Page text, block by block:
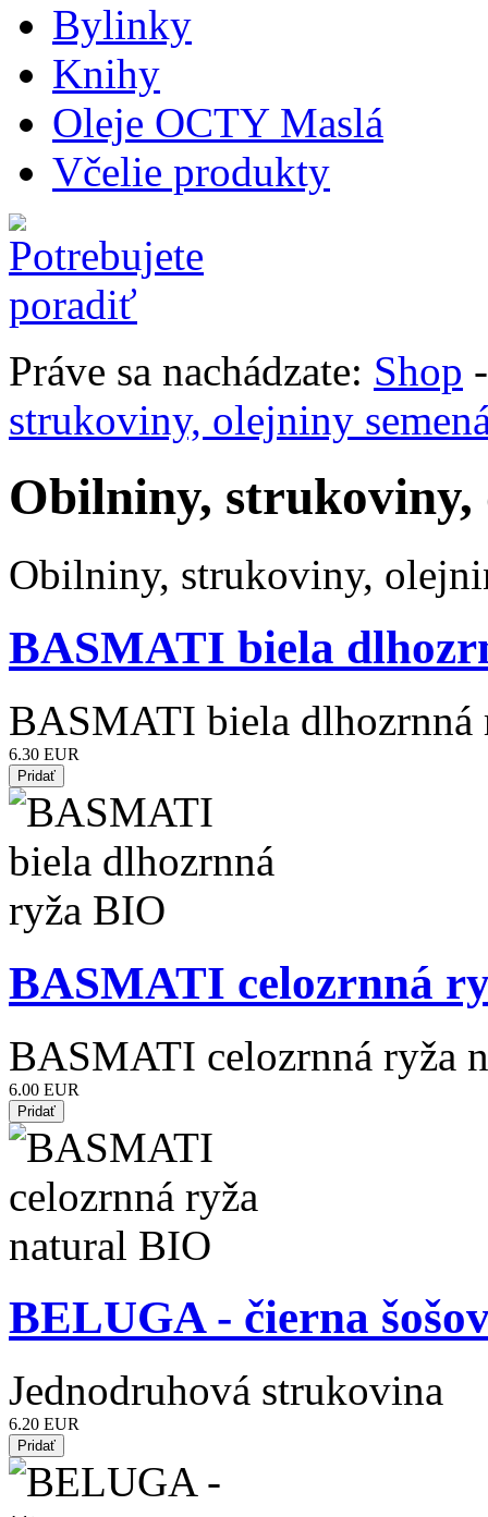
Bylinky
Knihy
Oleje OCTY Maslá
Včelie produkty
Práve sa nachádzate: Shop
strukoviny, olejniny
Obilniny, strukoviny,
Obilniny, strukoviny,
BASMATI biela
BASMATI biela dlhozrnná
6.30 EUR
BASMATI celozrnná
BASMATI celozrnná ryža
6.00 EUR
BELUGA - čierna
Jednodruhová strukovina
6.20 EUR